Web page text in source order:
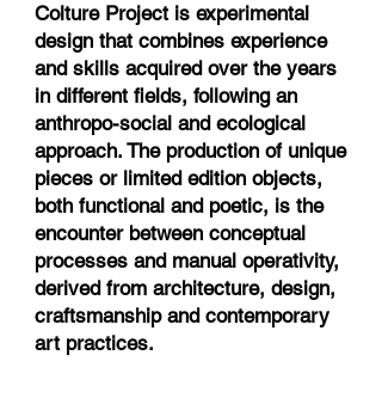
Colture Project is experimental
design that combines experience
and skills acquired over the years
in different fields, following an
anthropo-social and ecological
approach. The production of unique
pieces or limited edition objects,
both functional and poetic, is the
encounter between conceptual
processes and manual operativity,
derived from architecture, design,
craftsmanship and contemporary
art practices.